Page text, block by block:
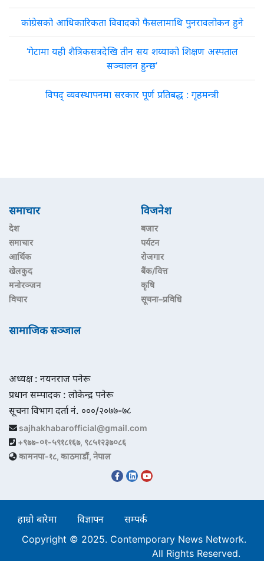
कांग्रेसको आधिकारिकता विवादको फैसलामाथि पुनरावलोकन हुने
‘गेटामा यही शैत्रिकसत्रदेखि तीन सय शय्याको शिक्षण अस्पताल
सञ्चालन हुन्छ’
विपद् व्यवस्थापनमा सरकार पूर्ण प्रतिबद्ध : गृहमन्त्री
समाचार
देश
समाचार
आर्थिक
खेलकुद
मनोरञ्जन
विचार
विजनेश
बजार
पर्यटन
रोजगार
बैंक/वित्त
कृषि
सूचना–प्रविधि
सामाजिक सञ्जाल
अध्यक्ष : नयनराज पनेरू
प्रधान सम्पादक : लोकेन्द्र पनेरू
सूचना विभाग दर्ता नं. ०००/२०७७-७८
sajhakhabarofficial@gmail.com
+९७७-०१-५९१८१६७, ९८५१२३७०८६
कामनपा-१८, काठमाडौं, नेपाल
हाम्रो बारेमा विज्ञापन
सम्पर्क
Copyright © 2025. Contemporary News Network.
All Rights Reserved.